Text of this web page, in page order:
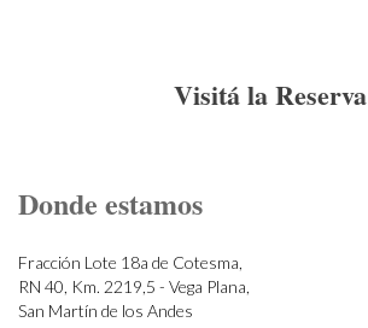
Visitá la Reserva
Donde estamos
Fracción Lote 18a de Cotesma,
RN 40, Km. 2219,5 - Vega Plana,
San Martín de los Andes